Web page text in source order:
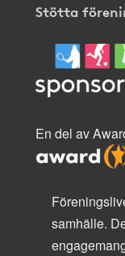
Stötta
En del av
samhälle.